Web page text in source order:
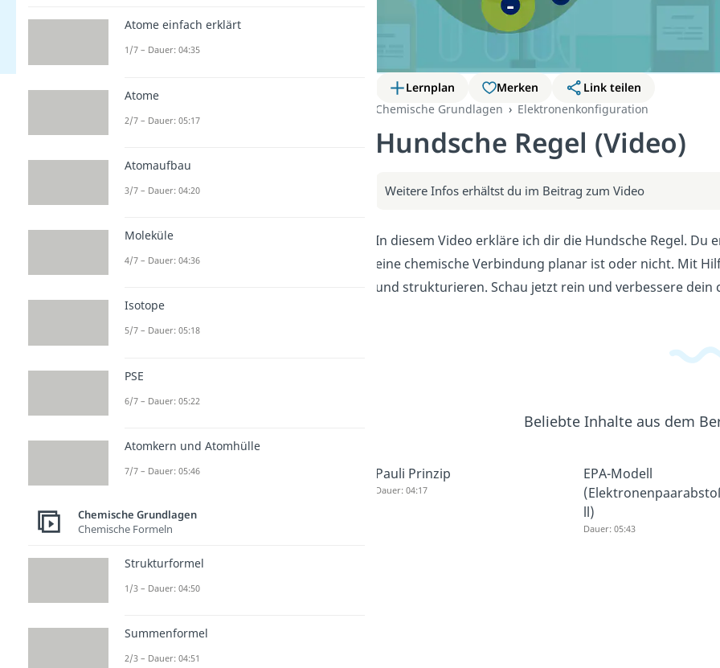
Lernplan Merken
Link teilen
Chemische Grundlagen
Elektronenkonfiguration
Hundsche Regel (Video)
Weitere Infos erhältst du im Beitrag zum Video
In diesem Video erkläre ich dir die Hundsche Regel.
eine chemische Verbindung planar ist oder nicht. Mit
und strukturieren. Schau jetzt rein und verbessere dein
Beliebte Inhalte aus dem
Pauli Prinzip
Dauer: 04:17
EPA-Modell
ll)
Dauer: 05:43
Atome einfach erklärt
1/7 – Dauer: 04:35
Atome
2/7 – Dauer: 05:17
Atomaufbau
3/7 – Dauer: 04:20
Moleküle
4/7 – Dauer: 04:36
Isotope
5/7 – Dauer: 05:18
PSE
6/7 – Dauer: 05:22
Atomkern und Atomhülle
7/7 – Dauer: 05:46
Chemische Grundlagen
Chemische Formeln
Strukturformel
1/3 – Dauer: 04:50
Summenformel
2/3 – Dauer: 04:51